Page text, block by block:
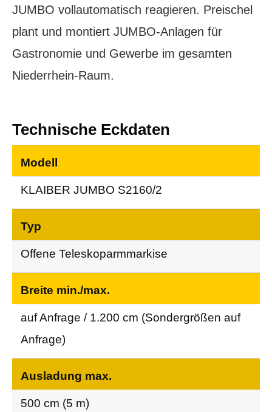
JUMBO vollautomatisch reagieren. Preischel
plant und montiert JUMBO-Anlagen für
Gastronomie und Gewerbe im gesamten
Niederrhein-Raum.
Technische Eckdaten
Technische Eckdaten KLAIBER JUMBO S2160/2
Modell
KLAIBER JUMBO S2160/2
Typ
Offene Teleskoparmmarkise
Breite min./max.
auf Anfrage / 1.200 cm (Sondergrößen auf
Anfrage)
Ausladung max.
500 cm (5 m)